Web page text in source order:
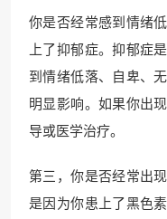
你是否经常感到情绪
上了抑郁症。抑郁症
到情绪低落、自卑、
明显影响。如果你出
导或医学治疗。
第三，你是否经常出
是因为你患上了黑色